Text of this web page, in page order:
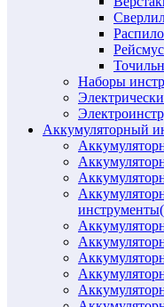
Наборы
Аккумуляторный